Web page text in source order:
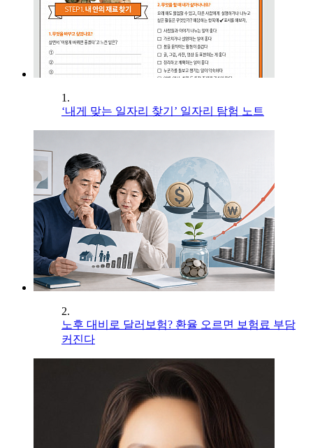
1.
‘내게 맞는 일자리 찾기’ 일자리 탐험 노트
2.
노후 대비로 달러보험? 환율 오르면 보험료 부담
커진다